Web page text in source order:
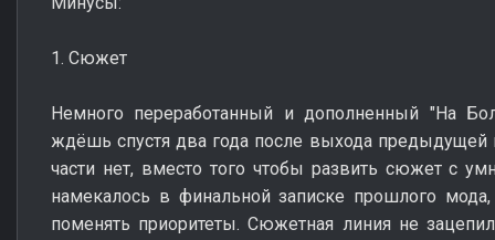
1. Сюжет
Немного переработанный и дополненный "На
ждёшь спустя два года после выхода
части нет, вместо того чтобы развить сюжет с
намекалось в финальной записке прошлого
поменять приоритеты. Сюжетная линия не